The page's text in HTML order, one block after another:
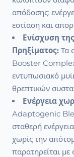
απόδοσης:
εστίαση και
Ενίσχυση
Πρηξίματος: Τα
Booster
εντυπωσιακό
θρεπτικών
Ενέργεια
Adaptogenic
σταθερή
χωρίς την
παρατηρείται με